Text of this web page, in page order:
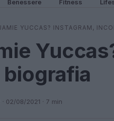
Benessere Fitness
YUCCAS? INSTAGRAM,
· 02/08/2021 · 7 min